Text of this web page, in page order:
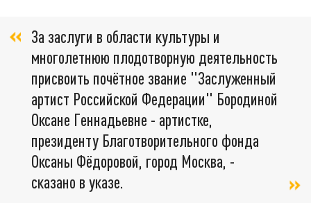
За заслуги в области культуры и
многолетнюю плодотворную деятельность
присвоить почётное звание "Заслуженный
артист Российской Федерации" Бородиной
Оксане Геннадьевне - артистке,
президенту Благотворительного фонда
Оксаны Фёдоровой, город Москва, -
сказано в указе.